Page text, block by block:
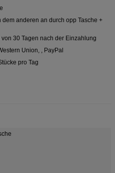
dem anderen an durch opp Tasche +
30 Tagen nach der Einzahlung
Union, , PayPal
pro Tag